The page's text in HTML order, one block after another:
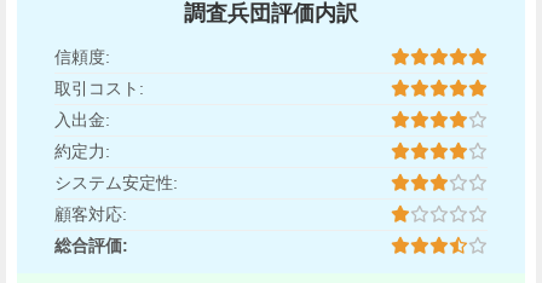
調査兵団評価内訳
信頼度:
取引コスト:
入出金:
約定力:
システム安定性:
顧客対応:
総合評価: